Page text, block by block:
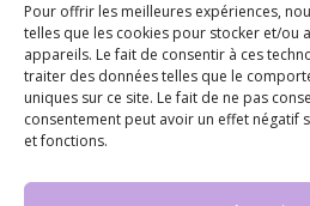
Pour offrir les meilleures expériences,
telles que les cookies pour stocker et/ou
appareils. Le fait de consentir à ces
traiter des données telles que le
uniques sur ce site. Le fait de ne pas
consentement peut avoir un effet négatif
et fonctions.
Non classé
partenaires
Poterie
rassemblons nos expériences